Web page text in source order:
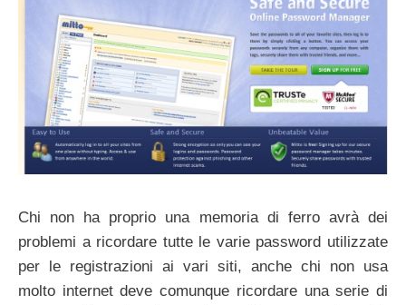
Chi non ha proprio una memoria di ferro avrà dei
problemi a ricordare tutte le varie password utilizzate
per le registrazioni ai vari siti, anche chi non usa
molto internet deve comunque ricordare una serie di